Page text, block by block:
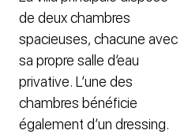
de deux chambres
spacieuses, chacune avec
sa propre salle d’eau
privative. L’une des
chambres bénéficie
également d’un dressing.